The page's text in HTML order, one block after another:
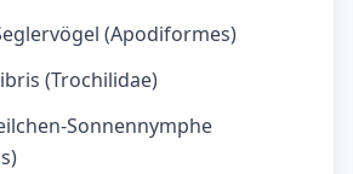
(Apodiformes)
(Trochilidae)
Sonnennymphe